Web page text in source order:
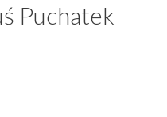
Puchatek